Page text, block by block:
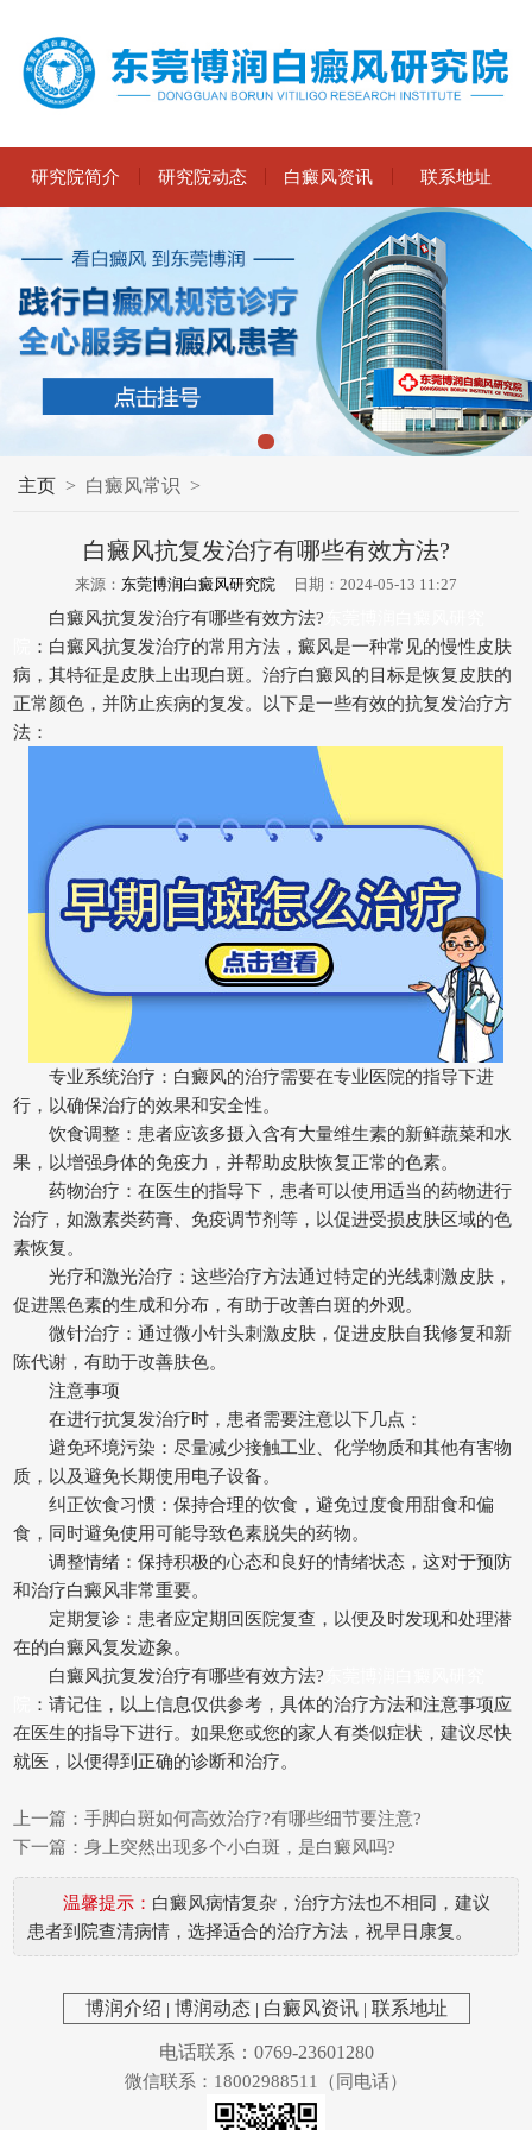
研究院简介 研究院动态 白癜风资讯 联系地址
主页 > 白癜风常识 >
白癜风抗复发治疗有哪些有效方法?
来源： 东莞博润白癜风研究院 日期：2024-05-13 11:27
白癜风抗复发治疗有哪些有效方法?
：白癜风抗复发治疗的常用方法，癜风是一种常见的慢性皮肤
病，其特征是皮肤上出现白斑。治疗白癜风的目标是恢复皮肤的
正常颜色，并防止疾病的复发。以下是一些有效的抗复发治疗方
法：
专业系统治疗：白癜风的治疗需要在专业医院的指导下进
行，以确保治疗的效果和安全性。
饮食调整：患者应该多摄入含有大量维生素的新鲜蔬菜和水
果，以增强身体的免疫力，并帮助皮肤恢复正常的色素。
药物治疗：在医生的指导下，患者可以使用适当的药物进行
治疗，如激素类药膏、免疫调节剂等，以促进受损皮肤区域的色
素恢复。
光疗和激光治疗：这些治疗方法通过特定的光线刺激皮肤，
促进黑色素的生成和分布，有助于改善白斑的外观。
微针治疗：通过微小针头刺激皮肤，促进皮肤自我修复和新
陈代谢，有助于改善肤色。
注意事项
在进行抗复发治疗时，患者需要注意以下几点：
避免环境污染：尽量减少接触工业、化学物质和其他有害物
质，以及避免长期使用电子设备。
纠正饮食习惯：保持合理的饮食，避免过度食用甜食和偏
食，同时避免使用可能导致色素脱失的药物。
调整情绪：保持积极的心态和良好的情绪状态，这对于预防
和治疗白癜风非常重要。
定期复诊：患者应定期回医院复查，以便及时发现和处理潜
在的白癜风复发迹象。
白癜风抗复发治疗有哪些有效方法?
：请记住，以上信息仅供参考，具体的治疗方法和注意事项应
在医生的指导下进行。如果您或您的家人有类似症状，建议尽快
就医，以便得到正确的诊断和治疗。
上一篇： 手脚白斑如何高效治疗?有哪些细节要注意?
下一篇： 身上突然出现多个小白斑，是白癜风吗?
温馨提示： 白癜风病情复杂，治疗方法也不相同，建议
患者到院查清病情，选择适合的治疗方法，祝早日康复。
博润介绍 | 博润动态| 白癜风资讯| 联系地址
电话联系：0769-23601280
微信联系：18002988511（同电话）